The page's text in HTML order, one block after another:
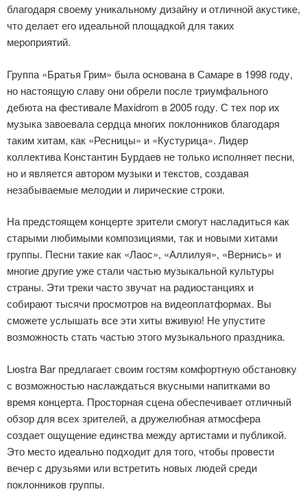
благодаря своему уникальному дизайну и отличной акустике,
что делает его идеальной площадкой для таких
мероприятий.
Группа «Братья Грим» была основана в Самаре в 1998 году,
но настоящую славу они обрели после триумфального
дебюта на фестивале Maxidrom в 2005 году. С тех пор их
музыка завоевала сердца многих поклонников благодаря
таким хитам, как «Ресницы» и «Кустурица». Лидер
коллектива Константин Бурдаев не только исполняет песни,
но и является автором музыки и текстов, создавая
незабываемые мелодии и лирические строки.
На предстоящем концерте зрители смогут насладиться как
старыми любимыми композициями, так и новыми хитами
группы. Песни такие как «Лаос», «Аллилуя», «Вернись» и
многие другие уже стали частью музыкальной культуры
страны. Эти треки часто звучат на радиостанциях и
собирают тысячи просмотров на видеоплатформах. Вы
сможете услышать все эти хиты вживую! Не упустите
возможность стать частью этого музыкального праздника.
Lюstra Bar предлагает своим гостям комфортную обстановку
с возможностью наслаждаться вкусными напитками во
время концерта. Просторная сцена обеспечивает отличный
обзор для всех зрителей, а дружелюбная атмосфера
создает ощущение единства между артистами и публикой.
Это место идеально подходит для того, чтобы провести
вечер с друзьями или встретить новых людей среди
поклонников группы.